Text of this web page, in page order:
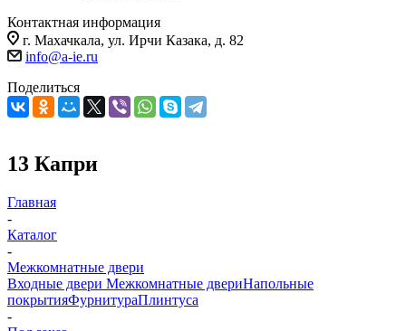
Контактная информация
г. Махачкала, ул. Ирчи Казака, д. 82
info@a-ie.ru
Поделиться
13 Капри
Главная
-
Каталог
-
Межкомнатные двери
Входные двери Межкомнатные двериНапольные
покрытияФурнитураПлинтуса
-